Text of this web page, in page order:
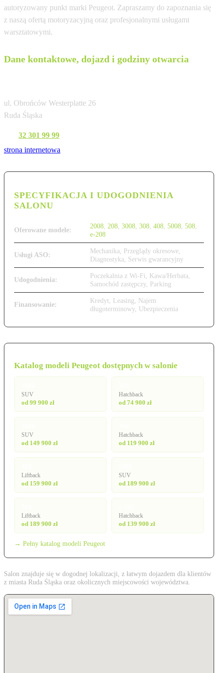
autoryzowany punkt marki Peugeot. Zapraszamy do zapoznania się
z naszą ofertą motoryzacyjną oraz profesjonalnymi usługami
warsztatowymi.
Dane kontaktowe, dojazd i godziny otwarcia
ul. Obrońców Westerplatte 26
Ruda Śląska
32 301 99 99
strona internetowa
SPECYFIKACJA I UDOGODNIENIA
SALONU
Oferowane modele: 2008 208 3008 308 408 5008 508
e-208
Usługi ASO:
Mechanika, Przeglądy okresowe,
Diagnostyka, Serwis gwarancyjny
Udogodnienia:
Poczekalnia z Wi-Fi, Kawa/Herbata,
Samochód zastępczy, Parking
Finansowanie:
Kredyt, Leasing, Najem
długoterminowy, Ubezpieczenia
Katalog modeli Peugeot dostępnych w salonie
SUV
od 99 900 zł
Hatchback
od 74 900 zł
SUV
od 149 900 zł
Hatchback
od 119 900 zł
Liftback
od 159 900 zł
SUV
od 189 900 zł
Liftback
od 189 900 zł
Hatchback
od 139 900 zł
→ Pełny katalog modeli Peugeot
Salon znajduje się w dogodnej lokalizacji, z łatwym dojazdem dla klientów
z miasta Ruda Śląska oraz okolicznych miejscowości województwa.